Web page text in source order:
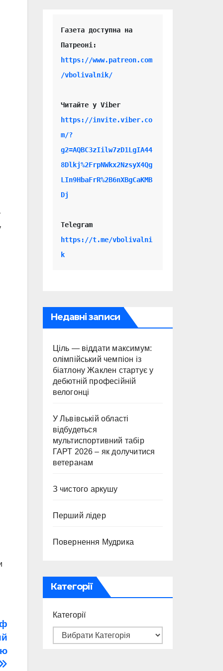
Газета доступна на
https://www.patreon.com
/vbolivalnik/
Читайте у Viber
https://invite.viber.co
m/?
g2=AQBC3zIilw7zD1LgIA44
8Dlkj%2FrpNWkx2NzsyX4Qg
LIn9HbaFrR%2B6nXBgCaKMB
Dj
Telegram
https://t.me/vbolivalni
k
Недавні записи
Ціль — віддати максимум:
олімпійський чемпіон із
біатлону Жаклен стартує у
дебютній професійній
велогонці
У Львівській області
відбудеться
мультиспортивний табір
ГАРТ 2026 – як долучитися
ветеранам
З чистого аркушу
Перший лідер
Повернення Мудрика
Категорії
Категорії